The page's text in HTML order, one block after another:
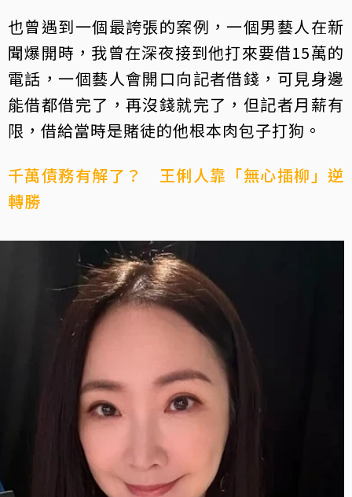
也曾遇到一個最誇張的案例，一個男藝人在新
聞爆開時，我曾在深夜接到他打來要借15萬的
電話，一個藝人會開口向記者借錢，可見身邊
能借都借完了，再沒錢就完了，但記者月薪有
限，借給當時是賭徒的他根本肉包子打狗。
千萬債務有解了？ 王俐人靠「無心插柳」逆
轉勝